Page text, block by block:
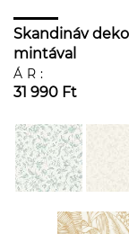
Skandináv
mintával
ÁR:
31 990 Ft